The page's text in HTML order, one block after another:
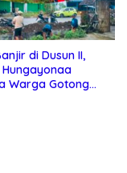
di Dusun II,
Hungayonaa
Warga Gotong